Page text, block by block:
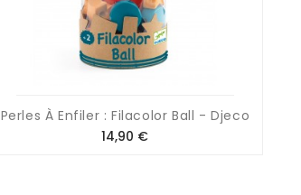
Perles À Enfiler : Filacolor Ball - Djeco
14,90 €Prix